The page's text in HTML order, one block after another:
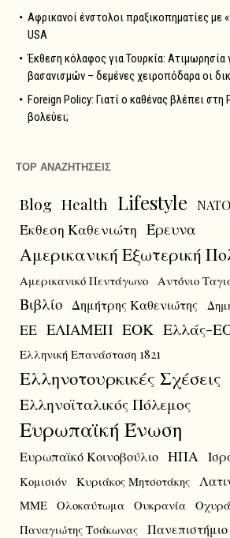
Αφρικανοί ένστολοι πραξικοπηματίες με
USA
Έκθεση κόλαφος για Τουρκία: Ατιμωρησία
βασανισμών – δεμένες χειροπόδαρα οι
Foreign Policy: Γιατί ο καθένας βλέπει
βολεύει;
TOP ΑΝΑΖΗΤΗΣΕΙΣ
Blog Health Lifestyle NATO
Έκθεση Καθενιώτη Έρευνα
Αμερικανική Εξωτερική
Αμερικανικό Πεντάγωνο Αντόνιο
Βιβλίο Δημήτρης Καθενιώτης
ΕΕ ΕΛΙΑΜΕΠ ΕΟΚ Ελλάς-
Ελληνική Επανάσταση 1821
Ελληνοτουρκικές Σχέσεις
Ελληνοϊταλικός Πόλεμος
Ευρωπαϊκή Ένωση
Ευρωπαϊκό Κοινοβούλιο ΗΠΑ
Κομισιόν Κυριάκος Μητσοτάκης
ΜΜΕ Ολοκαύτωμα Ουκρανία
Παναγιώτης Τσάκωνας Πανεπιστήμιο